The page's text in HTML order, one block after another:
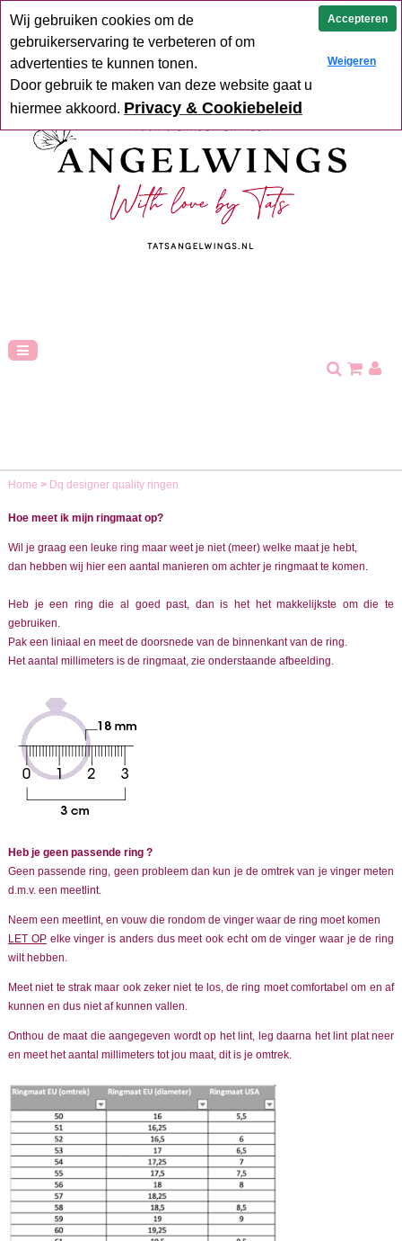
Verzending binnen 2-5
werkdagen
Hoge klant tevredenheid
Home > Dq designer quality ringen
Hoe meet ik mijn ringmaat op?
Wil je graag een leuke ring maar weet je niet (meer) welke maat je hebt,
dan hebben wij hier een aantal manieren om achter je ringmaat te komen.
Heb je een ring die al goed past, dan is het het makkelijkste om die te
gebruiken.
Pak een liniaal en meet de doorsnede van de binnenkant van de ring.
Het aantal millimeters is de ringmaat, zie onderstaande afbeelding.
Heb je geen passende ring ?
Geen passende ring, geen probleem dan kun je de omtrek van je vinger meten
d.m.v. een meetlint.
Neem een meetlint, en vouw die rondom de vinger waar de ring moet komen
LET OPelke vinger is anders dus meet ook echt om de vinger waar je de ring
wilt hebben.
Meet niet te strak maar ook zeker niet te los, de ring moet comfortabel om en af
kunnen en dus niet af kunnen vallen.
Onthou de maat die aangegeven wordt op het lint, leg daarna het lint plat neer
en meet het aantal millimeters tot jou maat, dit is je omtrek.
Wij gebruiken cookies om de
gebruikerservaring te verbeteren of om
advertenties te kunnen tonen.
Door gebruik te maken van deze website gaat u
hiermee akkoord. Privacy & Cookiebeleid
Accepteren
Weigeren